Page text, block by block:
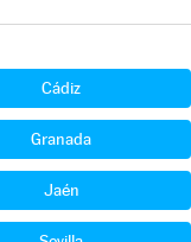
Cádiz
Granada
Jaén